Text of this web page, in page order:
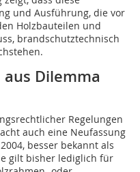
und Ausführung, die vor
Holzbauteilen und
brandschutztechnisch
Dilemma
Regelungen
auch eine Neufassung
besser bekannt als
gilt bisher lediglich für